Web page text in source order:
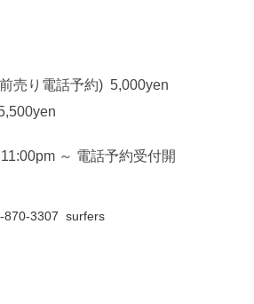
売り電話予約) 5,000yen
～ 電話予約受付開
870-3307 surfers